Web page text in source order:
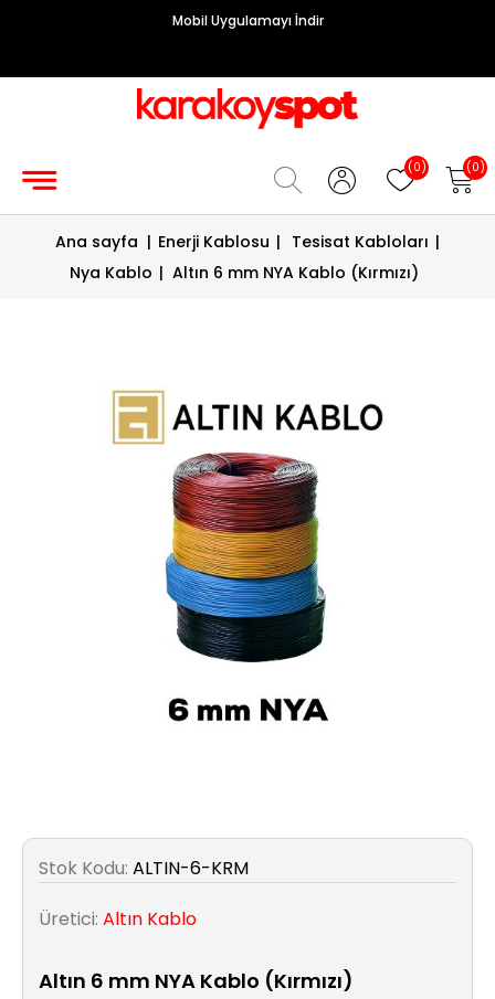
Mobil Uygulamayı İndir
(0) (0)
Grup
Sigorta/
Tesisat
Araç Şarj
Ana sayfa | Enerji Kablosu | Tesisat Kabloları |
Nya Kablo | Altın 6 mm NYA Kablo (Kırmızı)
Stok Kodu: ALTIN-6-KRM
Üretici: Altın Kablo
Altın 6 mm NYA Kablo (Kırmızı)